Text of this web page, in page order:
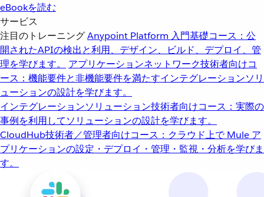
eBookを読む
サービス
注目のトレーニングAnypoint Platform 入門基礎コース：公
開されたAPIの検出と利用、デザイン、ビルド、デプロイ、管
理を学びます。
アプリケーションネットワーク技術者向けコ
ース：機能要件と非機能要件を満たすインテグレーションソリ
ューションの設計を学びます。
インテグレーションソリューション技術者向けコース：実際の
事例を利用してソリューションの設計を学びます。
CloudHub技術者／管理者向けコース：クラウド上で Mule ア
プリケーションの設定・デプロイ・管理・監視・分析を学びま
す。